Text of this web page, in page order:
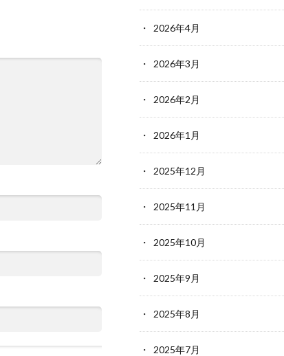
2026年4月
2026年3月
2026年2月
2026年1月
2025年12月
2025年11月
2025年10月
2025年9月
2025年8月
2025年7月